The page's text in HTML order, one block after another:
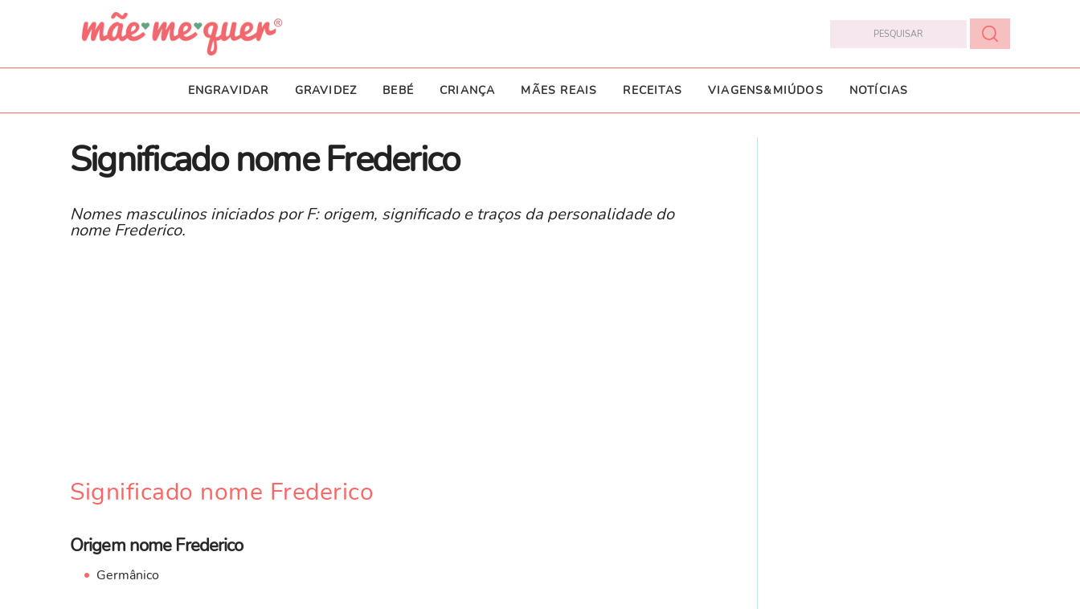
ENGRAVIDAR GRAVIDEZ BEBÉ CRIANÇA MÃES REAIS RECEITAS VIAGENS&MIÚDOS NOTÍCIAS
Significado nome Frederico
Nomes masculinos iniciados por F: origem, significado e traços da personalidade do
nome Frederico.
Significado nome Frederico
Origem nome Frederico
Germânico